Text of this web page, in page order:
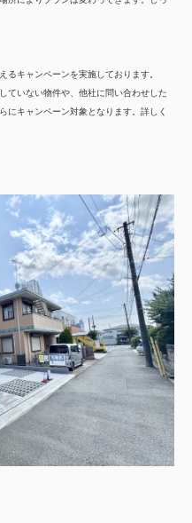
るキャンペーンを実施しております。
ていない物件や、他社に問い合わせした
にキャンペーン対象となります。詳しく